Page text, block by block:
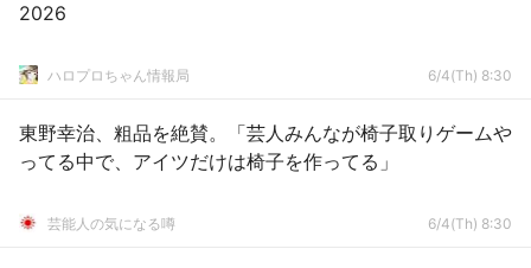
2026
ハロプロちゃん情報局 6/4(Th) 8:30
東野幸治、粗品を絶賛。「芸人みんなが椅子取りゲームや
ってる中で、アイツだけは椅子を作ってる」
芸能人の気になる噂 6/4(Th) 8:30